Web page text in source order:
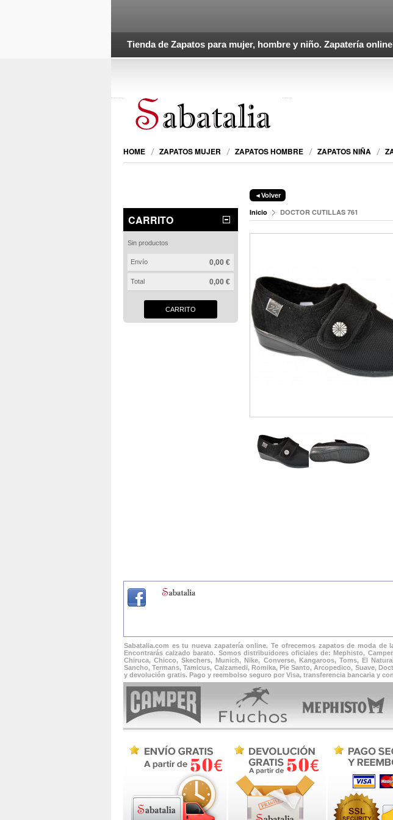
Tienda de Zapatos para mujer, hombre y niño. Zapatería
HOME ZAPATOS MUJER ZAPATOS HOMBRE ZAPATOS NIÑA
◄Volver
Inicio DOCTOR CUTILLAS 761
CARRITO
Sin productos
Envío 0,00 €
Total 0,00 €
CARRITO
Sabatalia.com es tu nueva zapatería online. Te ofrecemos zapatos de moda
Encontrarás calzado barato. Somos distribuidores oficiales de: Mephisto,
Chiruca, Chicco, Skechers, Munich, Nike, Converse, Kangaroos, Toms, El
Sancho, Termans, Tamicus, Calzamedi, Romika, Pie Santo, Arcopedico, Suave,
y devolución gratis. Pago y reembolso seguro por Visa, transferencia bancaria y